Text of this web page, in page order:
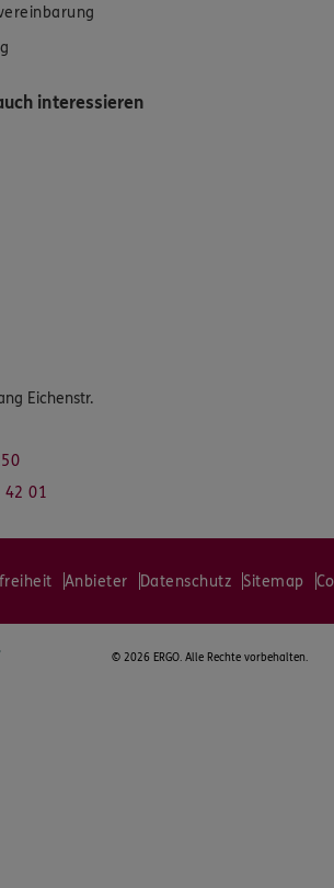
interessieren
Eichenstr.
42 01
Anbieter Datenschutz Sitemap
© 2026 ERGO. Alle Rechte vorbehalten.